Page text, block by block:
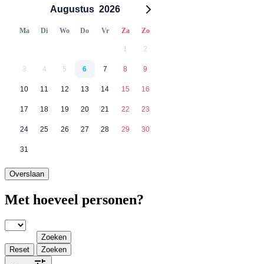
Augustus 2026
Ma Di Wo Do Vr Za Zo
1 2
3 4 5 6 7 8 9
10 11 12 13 14 15 16
17 18 19 20 21 22 23
24 25 26 27 28 29 30
31
Overslaan
Met hoeveel personen?
Zoeken
Reset
Zoeken